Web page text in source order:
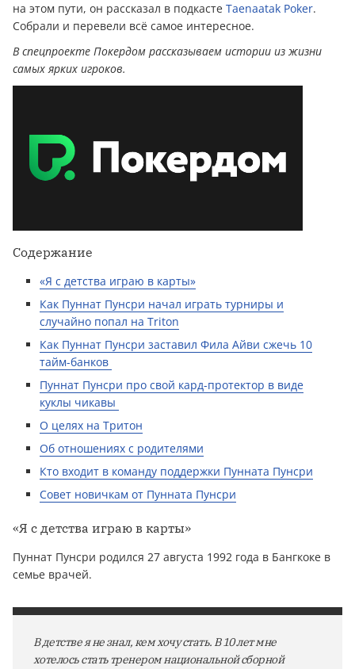
на этом пути, он рассказал в подкасте Taenaatak Poker.
Собрали и перевели всё самое интересное.
В спецпроекте Покердом рассказываем истории из жизни
самых ярких игроков.
Содержание
«Я с детства играю в карты»
Как Пуннат Пунсри начал играть турниры и
случайно попал на Triton
Как Пуннат Пунсри заставил Фила Айви сжечь 10
тайм-банков
Пуннат Пунсри про свой кард-протектор в виде
куклы чикавы
О целях на Тритон
Об отношениях с родителями
Кто входит в команду поддержки Пунната Пунсри
Совет новичкам от Пунната Пунсри
«Я с детства играю в карты»
Пуннат Пунсри родился 27 августа 1992 года в Бангкоке в
семье врачей.
В детстве я не знал, кем хочу стать. В 10 лет мне
хотелось стать тренером национальной сборной